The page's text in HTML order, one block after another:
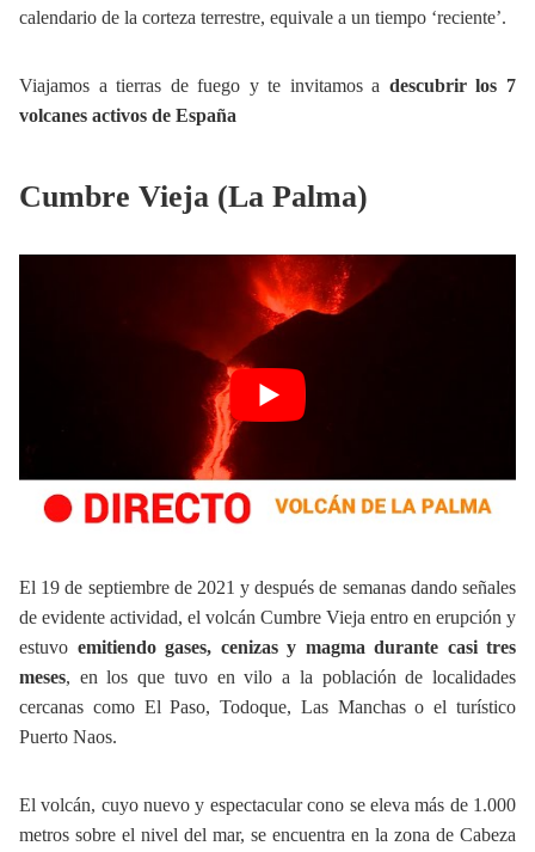
calendario de la corteza terrestre, equivale a un tiempo ‘reciente’.
Viajamos a tierras de fuego y te invitamos a descubrir los 7
volcanes activos de España
Cumbre Vieja (La Palma)
El 19 de septiembre de 2021 y después de semanas dando señales
de evidente actividad, el volcán Cumbre Vieja entro en erupción y
estuvo emitiendo gases, cenizas y magma durante casi tres
meses, en los que tuvo en vilo a la población de localidades
cercanas como El Paso, Todoque, Las Manchas o el turístico
Puerto Naos.
El volcán, cuyo nuevo y espectacular cono se eleva más de 1.000
metros sobre el nivel del mar, se encuentra en la zona de Cabeza